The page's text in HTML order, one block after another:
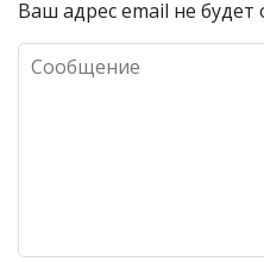
Ваш адрес email не будет